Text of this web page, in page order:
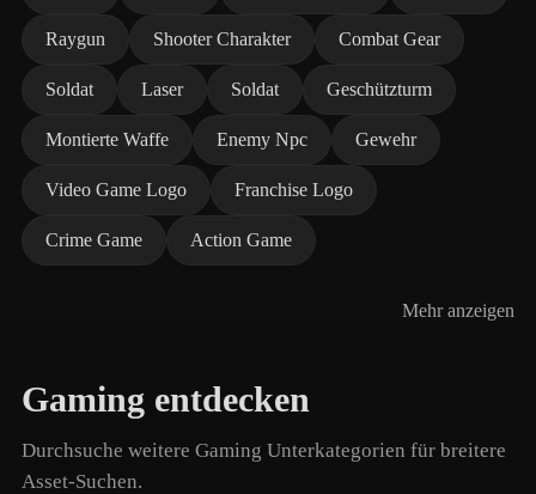
Raygun Shooter Charakter Combat Gear
Soldat Laser Soldat Geschützturm
Montierte Waffe Enemy Npc Gewehr
Video Game Logo Franchise Logo
Crime Game Action Game
Mehr anzeigen
Gaming entdecken
Durchsuche weitere Gaming Unterkategorien für breitere
Asset-Suchen.